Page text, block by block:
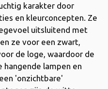
karakter door
en kleurconcepten. Ze
uitsluitend met
ze voor een zwart,
de loge, waardoor de
lampen en
'onzichtbare'